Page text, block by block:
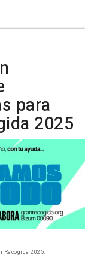
para
2025
Recogida 2025.